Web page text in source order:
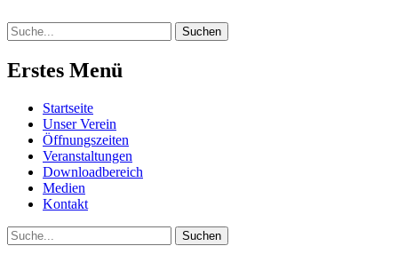
Suche
für:
Erstes Menü
Zum
Inhalt:
Startseite
Unser Verein
Öffnungszeiten
Veranstaltungen
Downloadbereich
Medien
Kontakt
Suche
Suche
für: